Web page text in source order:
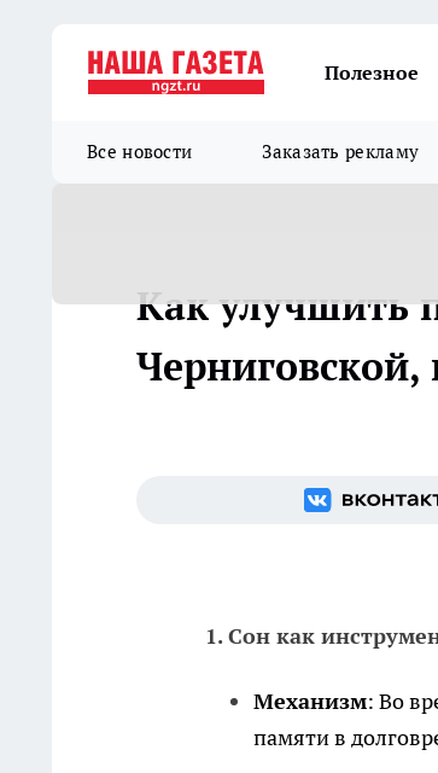
Полезное
Все новости Заказать рекламу
Как улучшить
1. Сон как
Механизм: Во
памяти в